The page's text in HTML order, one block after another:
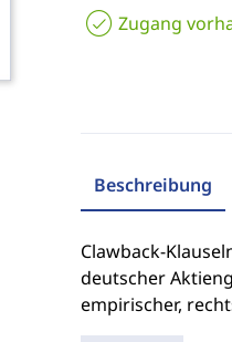
Zugang
Beschreibung
Clawback-
deutscher
empirischer,